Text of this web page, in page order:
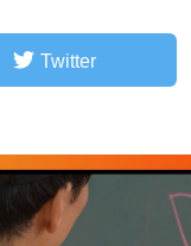
Twitter